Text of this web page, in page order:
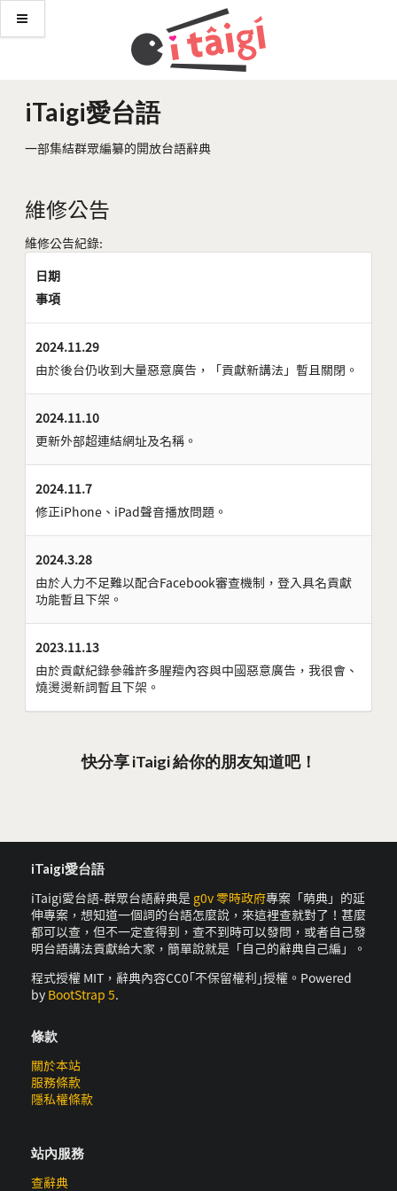
iTaigi愛台語
一部集結群眾編纂的開放台語辭典
維修公告
維修公告紀錄:
日期
事項
2024.11.29
由於後台仍收到大量惡意廣告，「貢獻新講法」暫且關閉。
2024.11.10
更新外部超連結網址及名稱。
2024.11.7
修正iPhone、iPad聲音播放問題。
2024.3.28
由於人力不足難以配合Facebook審查機制，登入具名貢獻
功能暫且下架。
2023.11.13
由於貢獻紀錄參雜許多腥羶內容與中國惡意廣告，我很會、
燒燙燙新詞暫且下架。
快分享 iTaigi 給你的朋友知道吧！
iTaigi愛台語
iTaigi愛台語-群眾台語辭典是 g0v 零時政府專案「萌典」的延
伸專案，想知道一個詞的台語怎麼說，來這裡查就對了！甚麼
都可以查，但不一定查得到，查不到時可以發問，或者自己發
明台語講法貢獻給大家，簡單說就是「自己的辭典自己編」。
程式授權 MIT，辭典內容CC0｢不保留權利｣授權。Powered
by BootStrap 5.
條款
關於本站
服務條款
隱私權條款
站內服務
查辭典